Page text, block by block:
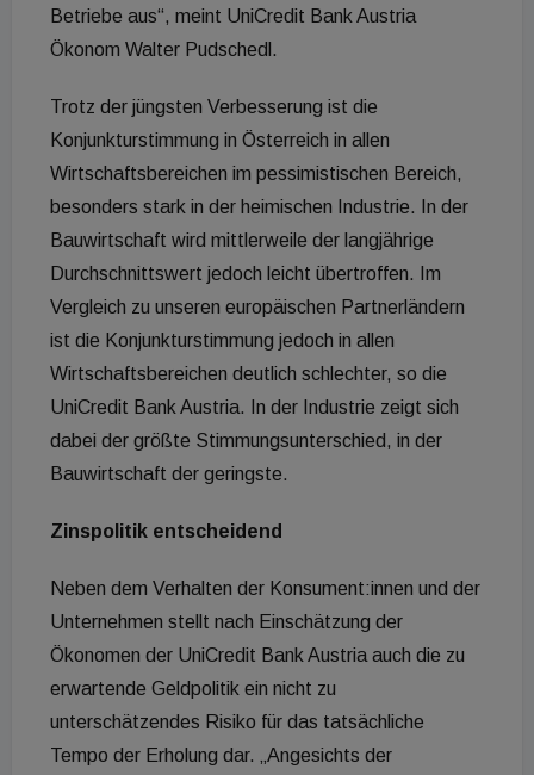
Betriebe aus“, meint UniCredit Bank Austria
Ökonom Walter Pudschedl.
Trotz der jüngsten Verbesserung ist die
Konjunkturstimmung in Österreich in allen
Wirtschaftsbereichen im pessimistischen Bereich,
besonders stark in der heimischen Industrie. In der
Bauwirtschaft wird mittlerweile der langjährige
Durchschnittswert jedoch leicht übertroffen. Im
Vergleich zu unseren europäischen Partnerländern
ist die Konjunkturstimmung jedoch in allen
Wirtschaftsbereichen deutlich schlechter, so die
UniCredit Bank Austria. In der Industrie zeigt sich
dabei der größte Stimmungsunterschied, in der
Bauwirtschaft der geringste.
Zinspolitik entscheidend
Neben dem Verhalten der Konsument:innen und der
Unternehmen stellt nach Einschätzung der
Ökonomen der UniCredit Bank Austria auch die zu
erwartende Geldpolitik ein nicht zu
unterschätzendes Risiko für das tatsächliche
Tempo der Erholung dar. „Angesichts der